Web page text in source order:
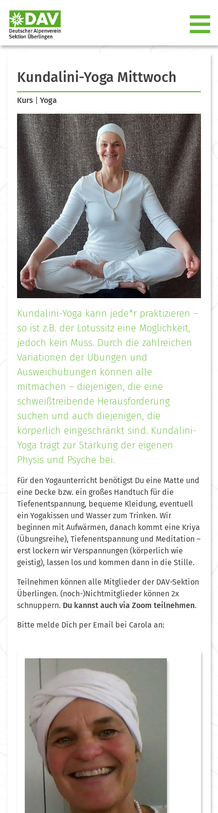
Kundalini-Yoga Mittwoch
Kurs Yoga
Kundalini-Yoga kann jede*r praktizieren –
so ist z.B. der Lotussitz eine Möglichkeit,
jedoch kein Muss. Durch die zahlreichen
Variationen der Übungen und
Ausweichübungen können alle
mitmachen – diejenigen, die eine
schweißtreibende Herausforderung
suchen und auch diejenigen, die
körperlich eingeschränkt sind. Kundalini-
Yoga trägt zur Stärkung der eigenen
Physis und Psyche bei.
Für den Yogaunterricht benötigst Du eine Matte und
eine Decke bzw. ein großes Handtuch für die
Tiefenentspannung, bequeme Kleidung, eventuell
ein Yogakissen und Wasser zum Trinken. Wir
beginnen mit Aufwärmen, danach kommt eine Kriya
(Übungsreihe), Tiefenentspannung und Meditation –
erst lockern wir Verspannungen (körperlich wie
geistig), lassen los und kommen dann in die Stille.
Teilnehmen können alle Mitglieder der DAV-Sektion
Überlingen. (noch-)Nichtmitglieder können 2x
schnuppern. Du kannst auch via Zoom teilnehmen.
Bitte melde Dich per Email bei Carola an: